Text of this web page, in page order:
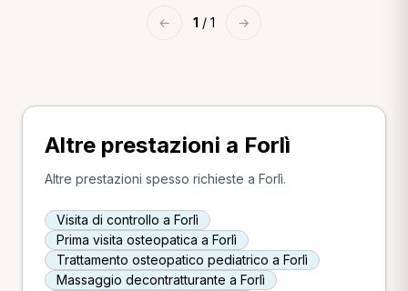
← 1 / 1 →
Altre prestazioni a Forlì
Altre prestazioni spesso richieste a Forlì.
Visita di controllo a Forlì
Prima visita osteopatica a Forlì
Trattamento osteopatico pediatrico a Forlì
Massaggio decontratturante a Forlì